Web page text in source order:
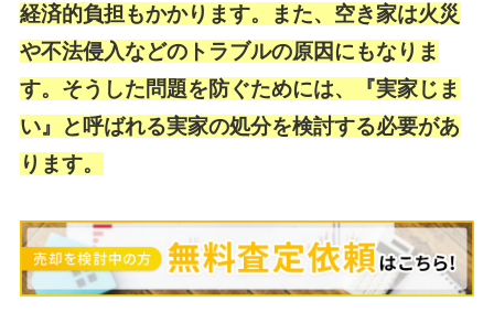
経済的負担もかかります。また、空き家は火災
や不法侵入などのトラブルの原因にもなりま
す。そうした問題を防ぐためには、『実家じま
い』と呼ばれる実家の処分を検討する必要があ
ります。